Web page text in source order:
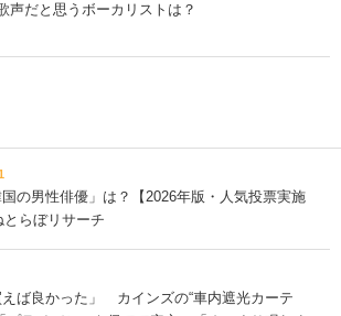
声だと思うボーカリストは？
の男性俳優」は？【2026年版・人気投票実施
らぼリサーチ
えば良かった」 カインズの“車内遮光カーテ